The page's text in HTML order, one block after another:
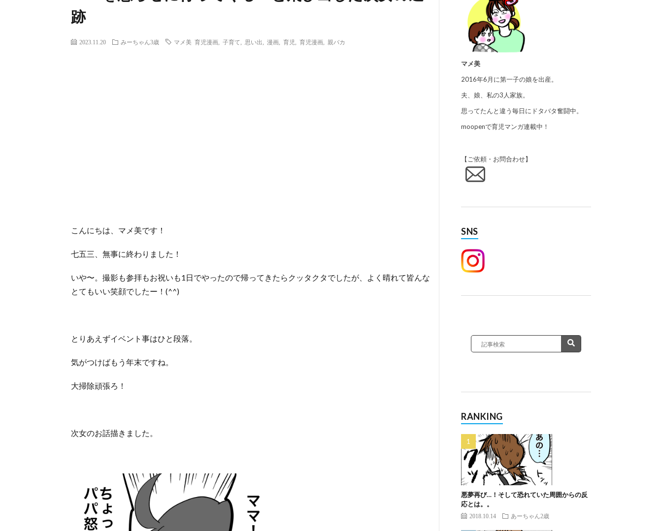
跡
2023.11.20 みーちゃん3歳 マメ美 育児漫画 子育て 思い出 漫画 育児 育児漫画 親バカ
こんにちは、マメ美です！
七五三、無事に終わりました！
いや〜。撮影も参拝もお祝いも1日でやったので帰ってきたらクッタクタでしたが、よく晴れて皆んな
とてもいい笑顔でしたー！(^^)
とりあえずイベント事はひと段落。
気がつけばもう年末ですね。
大掃除頑張ろ！
次女のお話描きました。
マメ美
2016年6月に第一子の娘を出産。
夫、娘、私の3人家族。
思ってたんと違う毎日にドタバタ奮闘中。
moopenで育児マンガ連載中！
【ご依頼・お問合わせ】
SNS
RANKING
悪夢再び…！そして恐れていた周囲からの反
応とは。。
2018.10.14 あーちゃん2歳